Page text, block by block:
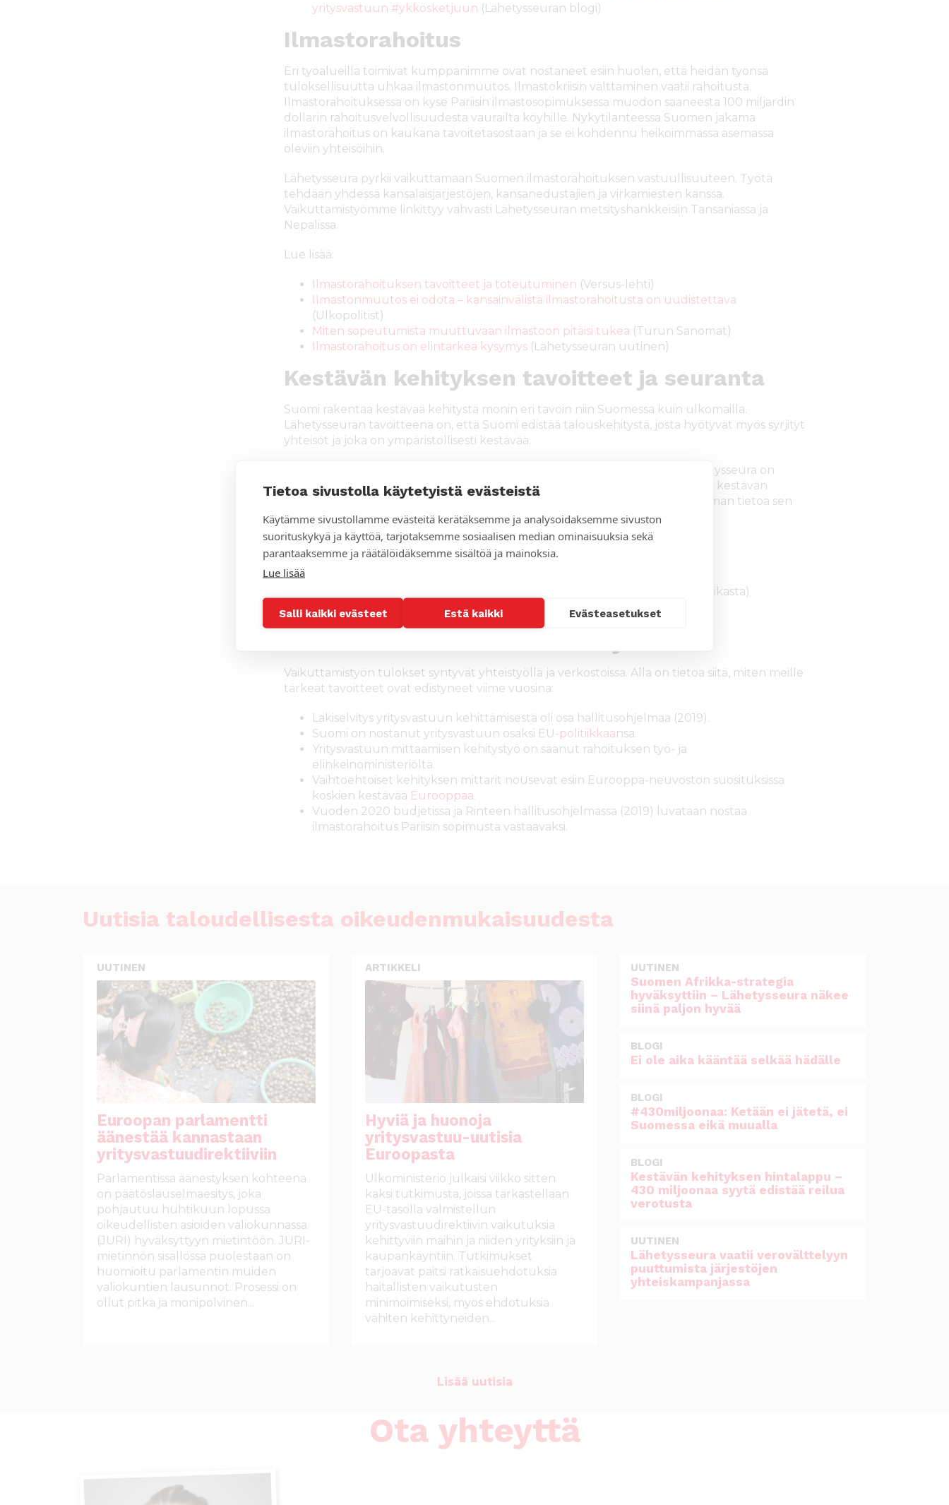
Tietoa sivustolla käytetyistä evästeistä
Käytämme sivustollamme evästeitä kerätäksemme ja analysoidaksemme sivuston
suorituskykyä ja käyttöä, tarjotaksemme sosiaalisen median ominaisuuksia sekä
parantaaksemme ja räätälöidäksemme sisältöä ja mainoksia.
Lue lisää
Salli kaikki evästeet Estä kaikki Evästeasetukset
yritysvastuun #ykkösketjuun (Lähetysseuran blogi)
Ilmastorahoitus
Eri työalueilla toimivat kumppanimme ovat nostaneet esiin huolen, että heidän työnsä
tuloksellisuutta uhkaa ilmastonmuutos. Ilmastokriisin välttäminen vaatii rahoitusta.
Ilmastorahoituksessa on kyse Pariisin ilmastosopimuksessa muodon saaneesta 100 miljardin
dollarin rahoitusvelvollisuudesta vaurailta köyhille. Nykytilanteessa Suomen jakama
ilmastorahoitus on kaukana tavoitetasostaan ja se ei kohdennu heikoimmassa asemassa
oleviin yhteisöihin.
Lähetysseura pyrkii vaikuttamaan Suomen ilmastorahoituksen vastuullisuuteen. Työtä
tehdään yhdessä kansalaisjärjestöjen, kansanedustajien ja virkamiesten kanssa.
Vaikuttamistyömme linkittyy vahvasti Lähetysseuran metsityshankkeisiin Tansaniassa ja
Nepalissa.
Lue lisää:
Ilmastorahoituksen tavoitteet ja toteutuminen (Versus-lehti)
Ilmastonmuutos ei odota – kansainvälistä ilmastorahoitusta on uudistettava
(Ulkopolitist)
Miten sopeutumista muuttuvaan ilmastoon pitäisi tukea (Turun Sanomat)
Ilmastorahoitus on elintärkeä kysymys (Lähetysseuran uutinen)
Kestävän kehityksen tavoitteet ja seuranta
Suomi rakentaa kestävää kehitystä monin eri tavoin niin Suomessa kuin ulkomailla.
Lähetysseuran tavoitteena on, että Suomi edistää talouskehitystä, josta hyötyvät myös syrjityt
yhteisöt ja joka on ympäristöllisesti kestävää.
Kestävä talous edellyttää vahvoja ohjaavia tavoitteita ja seurantaa. Siksi Lähetysseura on
työskennellyt virkamiesten, tutkijoiden ja muiden kansalaisjärjestöjen kanssa kestävän
talouden mittareiden edistämiseksi. Emme voi ohjata vastuullista taloutta ilman tietoa sen
toiminnasta tai ilman kelvollisia rahoitusinstrumentteja.
Lue lisää:
Voiko vastuullisuusmittari johtaa harhaan
(Politiikasta)
Beyond GDP- konferenssin suositukset
Vaikuttamistyön tulokset syntyvät yhteistyöllä ja verkostoissa. Alla on tietoa siitä, miten meille
tärkeät tavoitteet ovat edistyneet viime vuosina:
Lakiselvitys yritysvastuun kehittämisestä oli osa hallitusohjelmaa (2019).
Suomi on nostanut yritysvastuun osaksi EU-politiikkaansa.
Yritysvastuun mittaamisen kehitystyö on saanut rahoituksen työ- ja
elinkeinoministeriöltä.
Vaihtoehtoiset kehityksen mittarit nousevat esiin Eurooppa-neuvoston suosituksissa
koskien kestävää Eurooppaa.
Vuoden 2020 budjetissa ja Rinteen hallitusohjelmassa (2019) luvataan nostaa
ilmastorahoitus Pariisin sopimusta vastaavaksi.
Uutisia taloudellisesta oikeudenmukaisuudesta
UUTINEN
Euroopan parlamentti
äänestää kannastaan
yritysvastuudirektiiviin
Parlamentissa äänestyksen kohteena
on päätöslauselmaesitys, joka
pohjautuu huhtikuun lopussa
oikeudellisten asioiden valiokunnassa
(JURI) hyväksyttyyn mietintöön. JURI-
mietinnön sisällössä puolestaan on
huomioitu parlamentin muiden
valiokuntien lausunnot. Prosessi on
ollut pitkä ja monipolvinen...
ARTIKKELI
Hyviä ja huonoja
yritysvastuu-uutisia
Euroopasta
Ulkoministeriö julkaisi viikko sitten
kaksi tutkimusta, joissa tarkastellaan
EU-tasolla valmistellun
yritysvastuudirektiivin vaikutuksia
kehittyviin maihin ja niiden yrityksiin ja
kaupankäyntiin. Tutkimukset
tarjoavat paitsi ratkaisuehdotuksia
haitallisten vaikutusten
minimoimiseksi, myös ehdotuksia
vähiten kehittyneiden...
UUTINEN
Suomen Afrikka-strategia
hyväksyttiin – Lähetysseura näkee
siinä paljon hyvää
BLOGI
Ei ole aika kääntää selkää hädälle
BLOGI
#430miljoonaa: Ketään ei jätetä, ei
Suomessa eikä muualla
BLOGI
Kestävän kehityksen hintalappu –
430 miljoonaa syytä edistää reilua
verotusta
UUTINEN
Lähetysseura vaatii verovälttelyyn
puuttumista järjestöjen
yhteiskampanjassa
Lisää uutisia
Ota yhteyttä